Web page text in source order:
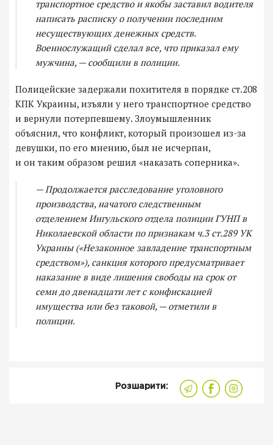
транспортное средство и якобы заставил водителя
написать расписку о получении последним
несуществующих денежных средств.
Военнослужащий сделал все, что приказал ему
мужчина, — сообщили в полиции.
Полицейские задержали похитителя в порядке ст.208
КПК Украины, изъяли у него транспортное средство
и вернули потерпевшему. Злоумышленник
объяснил, что конфликт, который произошел из-за
девушки, по его мнению, был не исчерпан,
и он таким образом решил «наказать соперника».
— Продолжается расследование уголовного
производства, начатого следственным
отделением Ингульского отдела полиции ГУНП в
Николаевской области по признакам ч.3 ст.289 УК
Украины («Незаконное завладение транспортным
средством»), санкция которого предусматривает
наказание в виде лишения свободы на срок от
семи до двенадцати лет с конфискацией
имущества или без таковой, — отметили в
полиции.
Розшарити: